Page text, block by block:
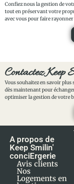
Confiez nous la gestion de
tout en préservant votre
avec vous pour faire
Contactez Keep
Vous souhaitez en savoir plus
dès maintenant pour
optimiser la gestion de votre
A propos de
Keep Smilin'
conciErgerie
Avis clients
Nos
Logements en